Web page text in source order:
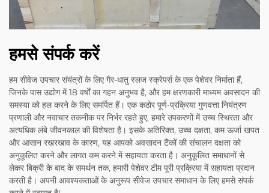
हमसे संपर्क करें
हम सीवेज उपचार संयंत्रों के लिए गैर-धातु स्लज स्क्रेपर्स के एक पेशेवर निर्माता हैं,
जिनके पास उद्योग में 18 वर्षों का गहन अनुभव है, और हम क्षरणकारी माध्यम अवसादन की
समस्या को हल करने के लिए समर्पित हैं। एक कठोर पूर्ण-प्रक्रिया गुणवत्ता नियंत्रण
प्रणाली और नवाचार तकनीक पर निर्भर रहते हुए, हमारे उपकरणों में उच्च स्थिरता और
अत्यधिक लंबे जीवनकाल की विशेषता है। इसके अतिरिक्त, उच्च दक्षता, कम ऊर्जा खपत
और आसान रखरखाव के कारण, यह आपको अवसादन टैंकों की संचालन दक्षता को
अनुकूलित करने और लागत कम करने में सहायता करता है। अनुकूलित समाधानों से
लेकर बिक्री के बाद के समर्थन तक, हमारी पेशेवर टीम पूरी प्रक्रिया में सहायता प्रदान
करती है। अपनी आवश्यकताओं के अनुरूप सीवेज उपचार समाधान के लिए हमसे संपर्क